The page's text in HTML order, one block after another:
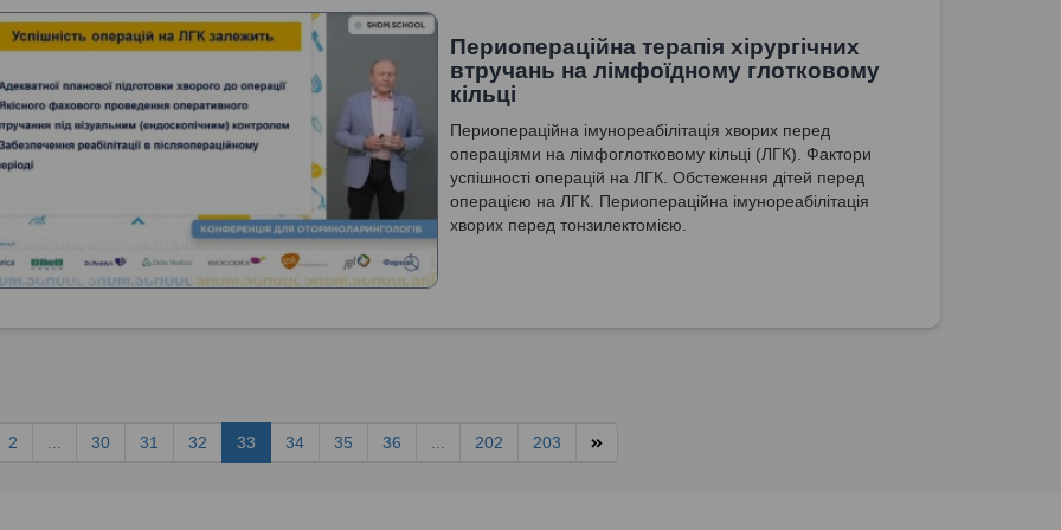
Периопераційна терапія хірургічних
втручань на лімфоїдному глотковому
кільці
Периопераційна імунореабілітація хворих перед
операціями на лімфоглотковому кільці (ЛГК). Фактори
успішності операцій на ЛГК. Обстеження дітей перед
операцією на ЛГК. Периопераційна імунореабілітація
хворих перед тонзилектомією.
2 30 31 32 33 34 35 36 202 203